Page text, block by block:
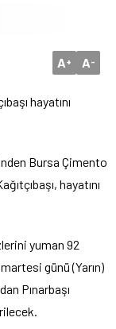
A+ A-
hayatını
Bursa Çimento
hayatını
yuman 92
günü (Yarın)
Pınarbaşı